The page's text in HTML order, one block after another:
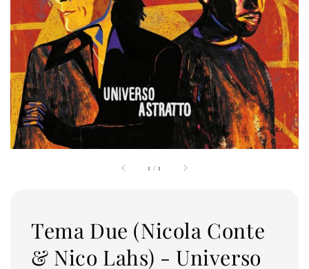
1 /1
Tema Due (Nicola Conte
& Nico Lahs) - Universo